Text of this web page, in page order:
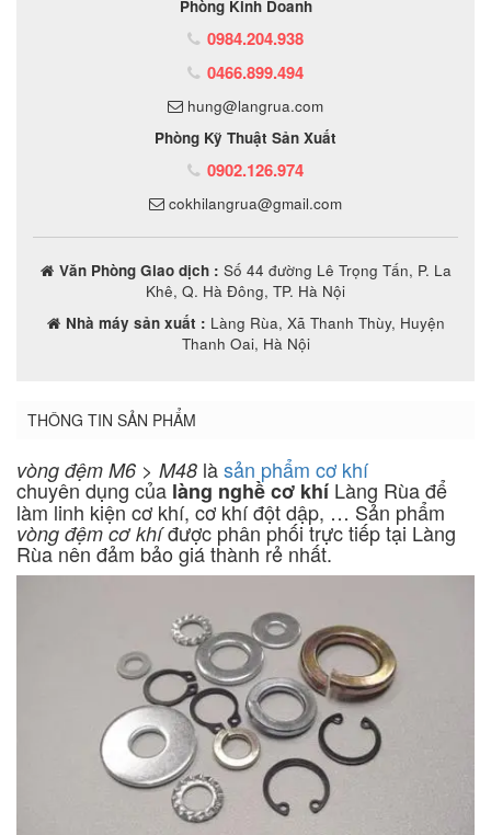
Phòng Kinh Doanh
0984.204.938
0466.899.494
hung@langrua.com
Phòng Kỹ Thuật Sản Xuất
0902.126.974
cokhilangrua@gmail.com
Văn Phòng Giao dịch : Số 44 đường Lê Trọng Tấn, P. La
Khê, Q. Hà Đông, TP. Hà Nội
Nhà máy sản xuất : Làng Rùa, Xã Thanh Thùy, Huyện
Thanh Oai, Hà Nội
THÔNG TIN SẢN PHẨM
vòng đệm M6 > M48 làsản phẩm cơ khí
chuyên dụng của làng nghề cơ khí Làng Rùa để
làm linh kiện cơ khí, cơ khí đột dập, … Sản phẩm
vòng đệm cơ khíđược phân phối trực tiếp tại Làng
Rùa nên đảm bảo giá thành rẻ nhất.